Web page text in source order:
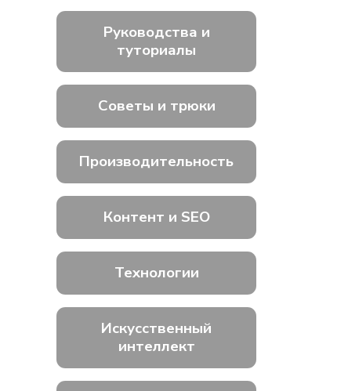
Руководства и
туториалы
Советы и трюки
Производительность
Контент и SEO
Технологии
Искусственный
интеллект